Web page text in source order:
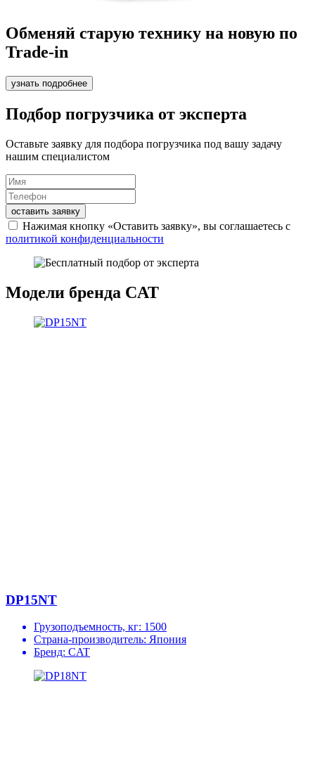
Обменяй старую технику на новую по
Trade-in
узнать подробнее
Подбор погрузчика от эксперта
Оставьте заявку для подбора погрузчика под вашу задачу
нашим специалистом
оставить заявку
Нажимая кнопку «Оставить заявку», вы соглашаетесь с
политикой конфиденциальности
Модели бренда CAT
DP15NT
Грузоподъемность, кг: 1500
Страна-производитель: Япония
Бренд: CAT